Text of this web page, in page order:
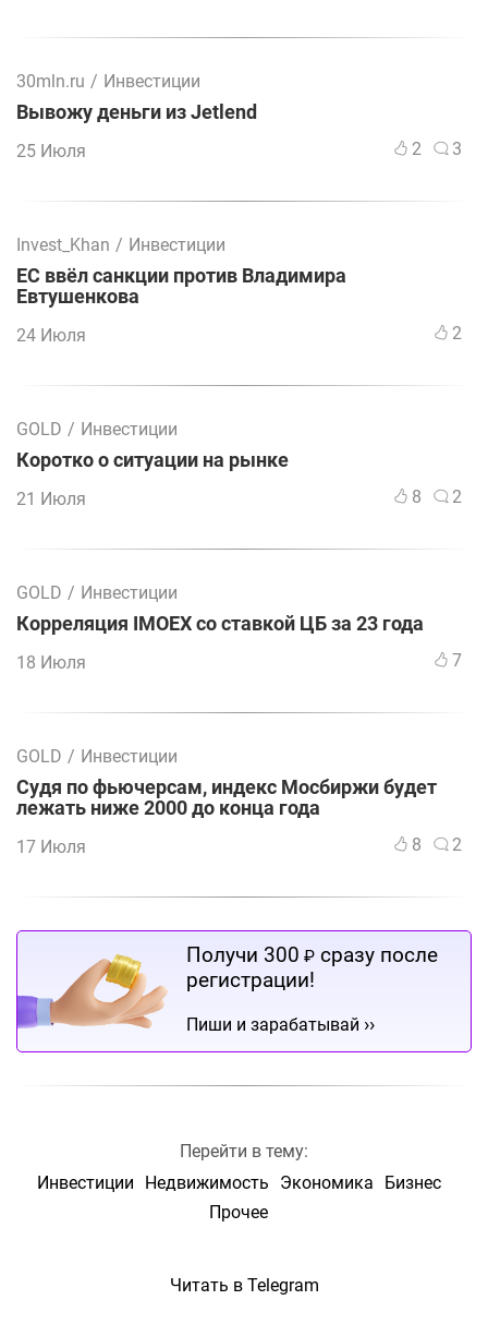
30mln.ru / Инвестиции
Вывожу деньги из Jetlend
25 Июля 2 3
Invest_Khan / Инвестиции
ЕС ввёл санкции против Владимира
Евтушенкова
24 Июля 2
GOLD / Инвестиции
Коротко о ситуации на рынке
21 Июля 8 2
GOLD / Инвестиции
Корреляция IMOEX со ставкой ЦБ за 23 года
18 Июля 7
GOLD / Инвестиции
Судя по фьючерсам, индекс Мосбиржи будет
лежать ниже 2000 до конца года
17 Июля 8 2
Получи 300 ₽ сразу после
регистрации!
Пиши и зарабатывай ››
Перейти в тему:
Инвестиции
Недвижимость Экономика
Бизнес
Прочее
Читать в Telegram